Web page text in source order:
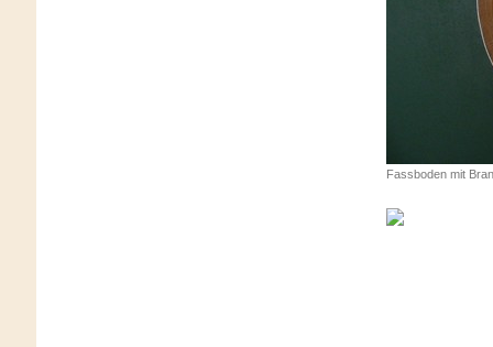
Fassboden mit